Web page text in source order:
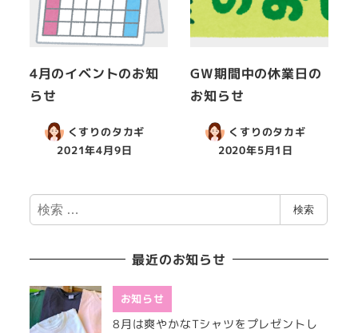
4月のイベントのお知
らせ
くすりのタカギ
2021年4月9日
GW期間中の休業日の
お知らせ
くすりのタカギ
2020年5月1日
検
索
検索
最近のお知らせ
お知らせ
8月は爽やかなTシャツをプレゼントし